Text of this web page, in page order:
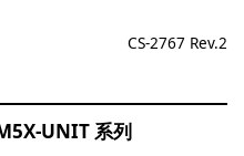
CS-2767 Rev.2
UNIT 系列